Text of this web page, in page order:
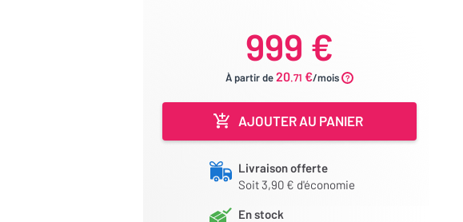
999 €
À partir de20.71 €/mois
AJOUTER AU PANIER
Livraison offerte
Soit 3,90 € d'économie
En stock